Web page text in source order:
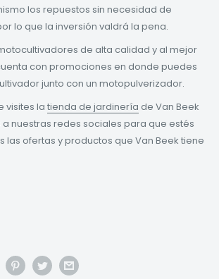
los repuestos sin necesidad de
lo que la inversión valdrá la pena.
de alta calidad y al mejor
con promociones en donde puedes
junto con un motopulverizador.
visites la tienda de jardinería de Van Beek
a nuestras redes sociales para que estés
las ofertas y productos que Van Beek tiene